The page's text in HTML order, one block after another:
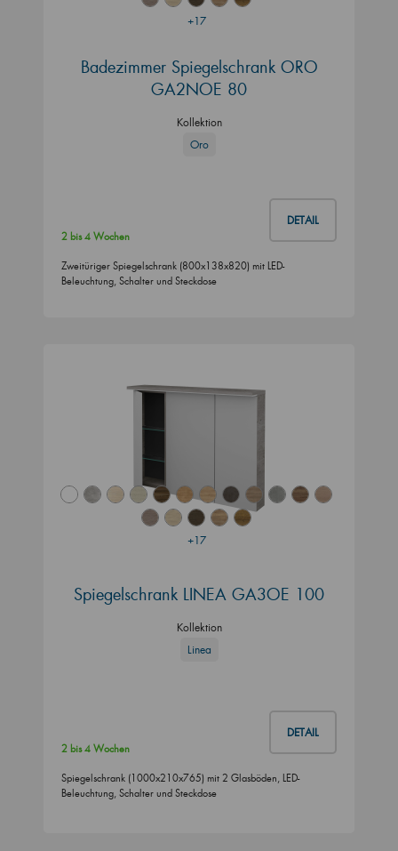
+17
Badezimmer Spiegelschrank ORO
GA2NOE 80
Kollektion
Oro
DETAIL
2 bis 4 Wochen
Zweitüriger Spiegelschrank (800x138x820) mit LED-
Beleuchtung, Schalter und Steckdose
+17
Spiegelschrank LINEA GA3OE 100
Kollektion
Linea
DETAIL
2 bis 4 Wochen
Spiegelschrank (1000x210x765) mit 2 Glasböden, LED-
Beleuchtung, Schalter und Steckdose